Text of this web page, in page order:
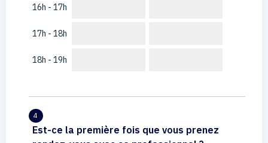
16h - 17h
17h - 18h
18h - 19h
4
Est-ce la première fois que vous prenez